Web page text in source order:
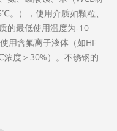
。），使用介质如颗粒、
的最低使用温度为-10
用含氟离子液体（如HF
度＞30%）。不锈钢的